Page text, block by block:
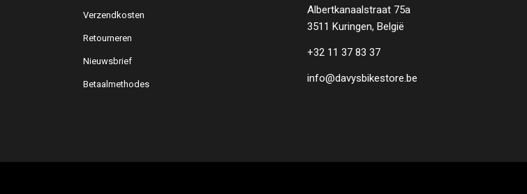
Verzendkosten
Retourneren
Nieuwsbrief
Betaalmethodes
Albertkanaalstraat 75a
3511 Kuringen, België
+32 11 37 83 37
info@davysbikestore.be